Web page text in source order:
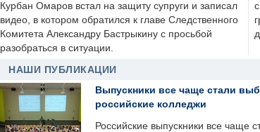
Курбан Омаров встал на защиту супруги и записал
видео, в котором обратился к главе Следственного
Комитета Александру Бастрыкину с просьбой
разобраться в ситуации.
НАШИ ПУБЛИКАЦИИ
Выпускники все чаще стали
российские колледжи
Российские выпускники все чаще